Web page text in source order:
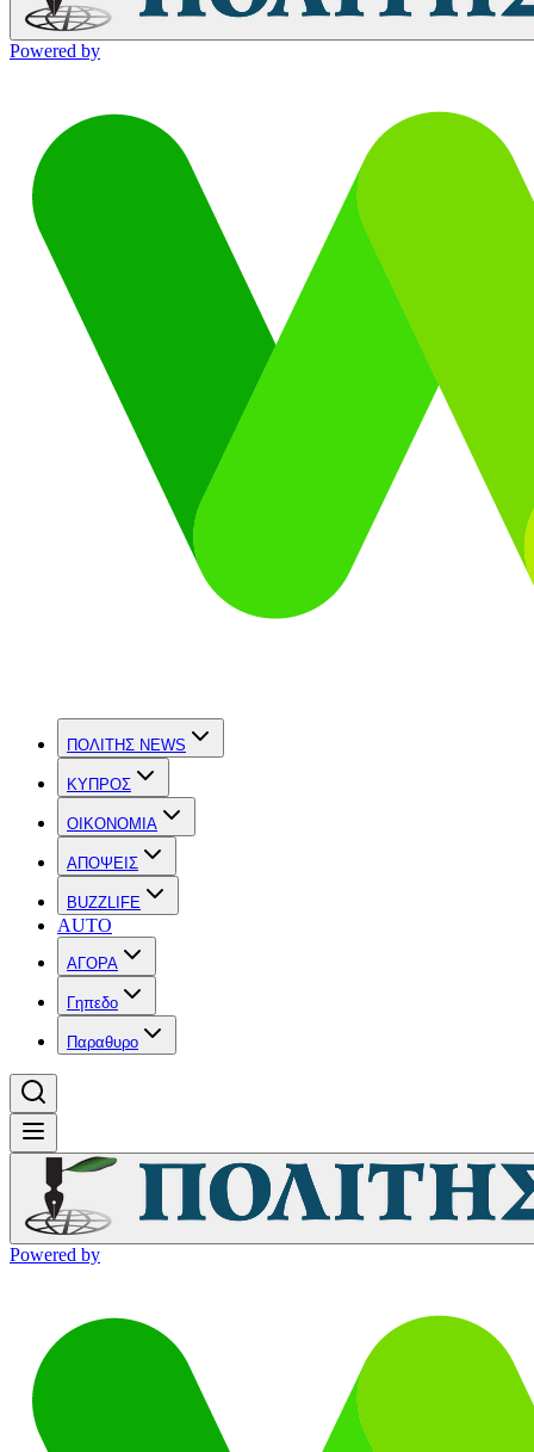
Powered by
ΠΟΛΙΤΗΣ NEWS
ΚΥΠΡΟΣ
OIKONOMIA
ΑΠΟΨΕΙΣ
BUZZLIFE
AUTO
ΑΓΟΡΑ
Γηπεδο
Παραθυρο
Powered by